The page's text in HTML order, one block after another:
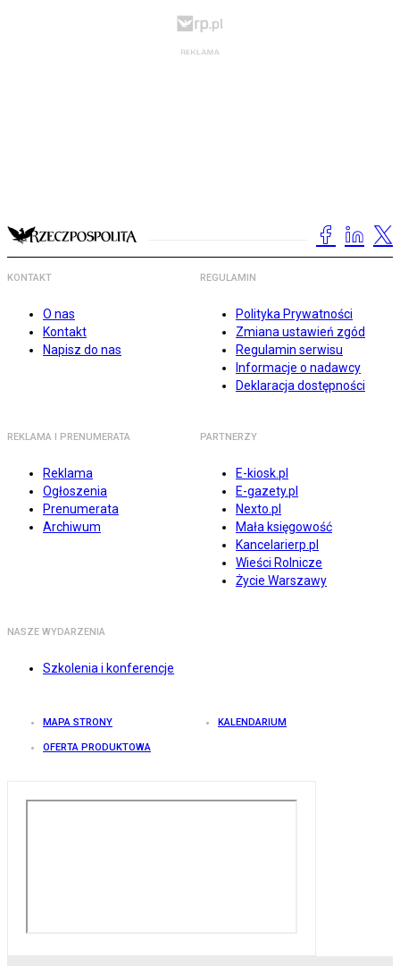
KONTAKT
O nas
Kontakt
Napisz do nas
REGULAMIN
Polityka Prywatności
Zmiana ustawień zgód
Regulamin serwisu
Informacje o nadawcy
Deklaracja dostępności
REKLAMA I PRENUMERATA
Reklama
Ogłoszenia
Prenumerata
Archiwum
PARTNERZY
E-kiosk.pl
E-gazety.pl
Nexto.pl
Mała księgowość
Kancelarierp.pl
Wieści Rolnicze
Życie Warszawy
NASZE WYDARZENIA
Szkolenia i konferencje
MAPA STRONY KALENDARIUM
OFERTA PRODUKTOWA